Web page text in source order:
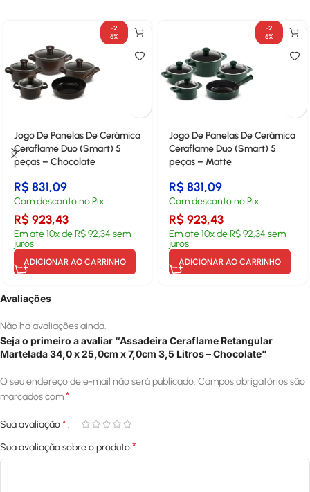
-2
6%
Jogo De Panelas De Cerâmica
Ceraflame Duo (Smart) 5
peças – Chocolate
R$831,09
Com desconto no Pix
R$923,43
Em até10x deR$92,34 sem
juros
ADICIONAR AO CARRINHO
-2
6%
Jogo De Panelas De Cerâmica
Ceraflame Duo (Smart) 5
peças – Matte
R$831,09
Com desconto no Pix
R$923,43
Em até10x deR$92,34 sem
juros
ADICIONAR AO CARRINHO
Avaliações
Não há avaliações ainda.
Seja o primeiro a avaliar “Assadeira Ceraflame Retangular
Martelada 34,0 x 25,0cm x 7,0cm 3,5 Litros – Chocolate”
O seu endereço de e-mail não será publicado. Campos obrigatórios são
marcados com*
Sua avaliação*
Sua avaliação sobre o produto*